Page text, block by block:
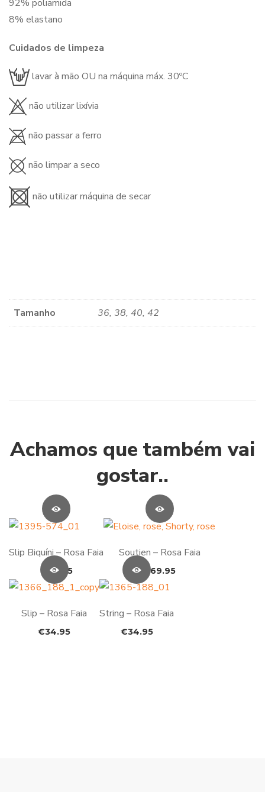
92% poliamida
8% elastano
Cuidados de limpeza
lavar à mão OU na máquina máx. 30ºC
não utilizar lixívia
não passar a ferro
não limpar a seco
não utilizar máquina de secar
Tamanho 36, 38, 40, 42
Achamos que também vai
gostar..
Slip Biquíni – Rosa Faia
€ 34.95
Soutien – Rosa Faia
69.95
Slip – Rosa Faia
€34.95
String – Rosa Faia
€34.95